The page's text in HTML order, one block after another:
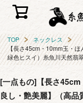
TOP
ネックレス
【長さ45cm・10mm玉・
緑色ヒスイ）糸魚川天然翡
[一点もの]【長さ
良し・艶美麗】（高